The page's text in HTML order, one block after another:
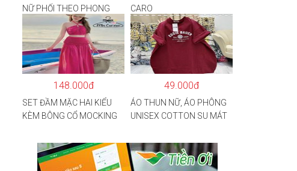
NỮ PHỐI THEO PHONG
CÁCH HÀN QUỐC FORM
RỘNG HÌNH THÊU SIÊU
ĐẸP CỰC CHẤT LƯỢNG
HÀNG HOT TREND
CARO
148.000đ
SET ĐẦM MẶC HAI KIỂU
KÈM BÔNG CỔ MOCKING
MD126
49.000đ
ÁO THUN NỮ, ÁO PHÔNG
UNISEX COTTON SU MÁT